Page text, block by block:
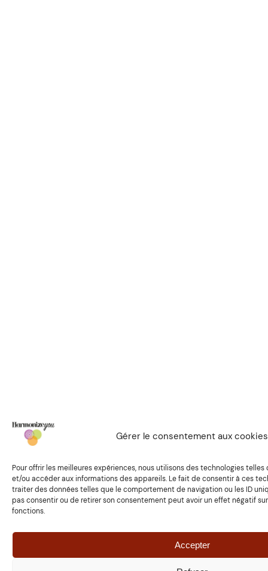
Gérer le consentement aux cookies
Pour offrir les meilleures expériences, nous utilisons des technologies
et/ou accéder aux informations des appareils. Le fait de consentir à ces
traiter des données telles que le comportement de navigation ou les ID
pas consentir ou de retirer son consentement peut avoir un effet négatif
fonctions.
Accepter